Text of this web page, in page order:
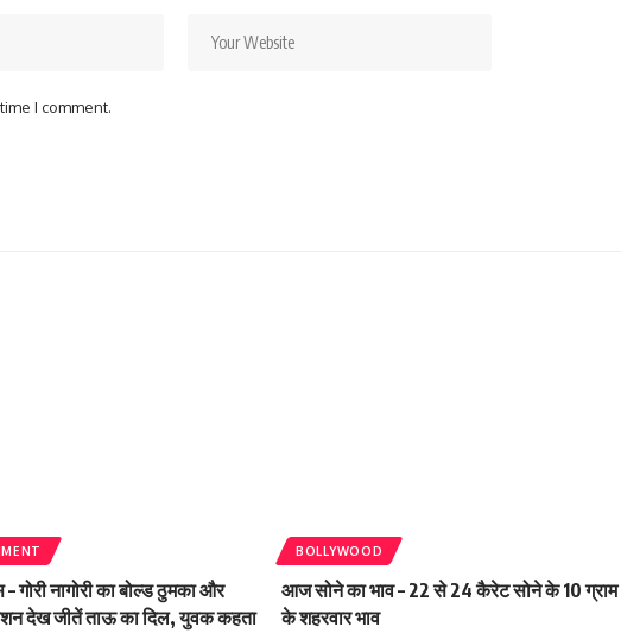
I comment.
– गोरी नागोरी का बोल्ड ठुमका और
देख जीतें ताऊ का दिल, युवक कहता
BOLLYWOOD
आज सोने का भाव – 22 से 24 कैरेट सोने के 10 ग्राम
के शहरवार भाव